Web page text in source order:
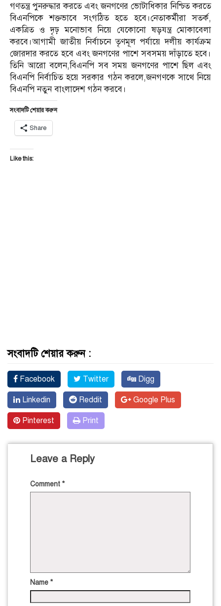
গণতন্ত্র পুনরুদ্ধার করতে এবং জনগণের ভোটাধিকার নিশ্চিত করতে
বিএনপিকে শক্তভাবে সংগঠিত হতে হবে।নেতাকর্মীরা সতর্ক,
একত্রিত ও দৃঢ় মনোভাব নিয়ে যেকোনো ষড়যন্ত্র মোকাবেলা
করবে।আগামী জাতীয় নির্বাচনে তৃণমূল পর্যায়ে দলীয় কার্যক্রম
জোরদার করতে হবে এবং জনগণের পাশে সবসময় দাঁড়াতে হবে।
তিনি আরো বলেন,বিএনপি সব সময় জনগণের পাশে ছিল এবং
বিএনপি নির্বাচিত হয়ে সরকার গঠন করলে,জনগণকে সাথে নিয়ে
বিএনপি নতুন বাংলাদেশ গঠন করবে।
সংবাদটি শেয়ার করুন
Share
Like this:
সংবাদটি শেয়ার করুন :
Facebook Twitter Digg
Linkedin Reddit Google Plus
Pinterest Print
Leave a Reply
Comment *
Name *